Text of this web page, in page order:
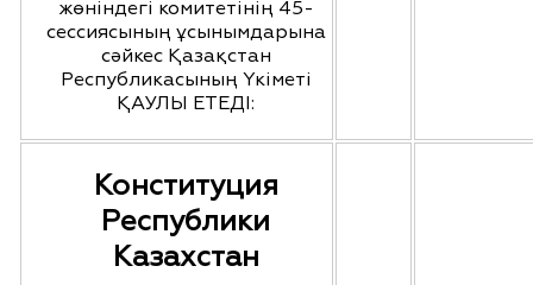
жөнiндегi комитетiнiң 45-
сессиясының ұсынымдарына
сәйкес Қазақстан
Республикасының Үкiметi
ҚАУЛЫ ЕТЕДI:
Конституция
Республики
Казахстан